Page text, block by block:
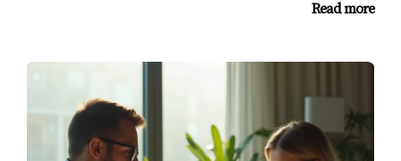
Read more